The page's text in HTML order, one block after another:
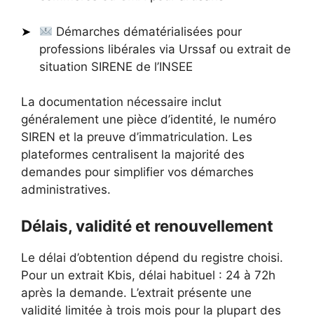
Démarches dématérialisées pour
professions libérales via Urssaf ou extrait de
situation SIRENE de l’INSEE
La documentation nécessaire inclut
généralement une pièce d’identité, le numéro
SIREN et la preuve d’immatriculation. Les
plateformes centralisent la majorité des
demandes pour simplifier vos démarches
administratives.
Délais, validité et renouvellement
Le délai d’obtention dépend du registre choisi.
Pour un extrait Kbis, délai habituel : 24 à 72h
après la demande. L’extrait présente une
validité limitée à trois mois pour la plupart des